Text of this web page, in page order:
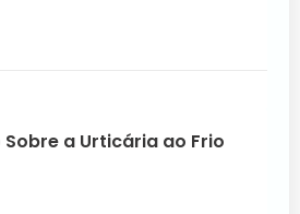
Sobre a Urticária ao Frio